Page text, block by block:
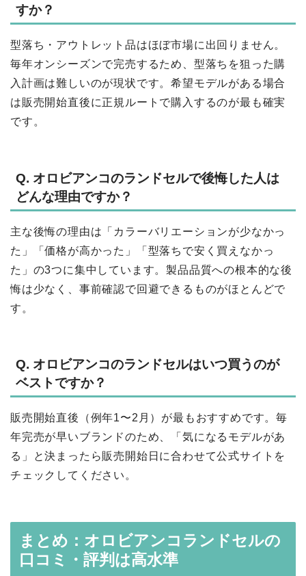
すか？
型落ち・アウトレット品はほぼ市場に出回りません。
毎年オンシーズンで完売するため、型落ちを狙った購
入計画は難しいのが現状です。希望モデルがある場合
は販売開始直後に正規ルートで購入するのが最も確実
です。
Q. オロビアンコのランドセルで後悔した人は
どんな理由ですか？
主な後悔の理由は「カラーバリエーションが少なかっ
た」「価格が高かった」「型落ちで安く買えなかっ
た」の3つに集中しています。製品品質への根本的な後
悔は少なく、事前確認で回避できるものがほとんどで
す。
Q. オロビアンコのランドセルはいつ買うのが
ベストですか？
販売開始直後（例年1〜2月）が最もおすすめです。毎
年完売が早いブランドのため、「気になるモデルがあ
る」と決まったら販売開始日に合わせて公式サイトを
チェックしてください。
まとめ：オロビアンコランドセルの
口コミ・評判は高水準